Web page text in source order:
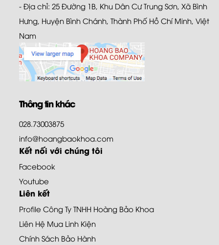
- Địa chỉ: 25 Đường 1B, Khu Dân Cư Trung Sơn, Xã Bình
Hưng, Huyện Bình Chánh, Thành Phố Hồ Chí Minh, Việt
Nam
Thông tin khác
028.73003875
info@hoangbaokhoa.com
Kết nối với chúng tôi
Facebook
Youtube
Liên kết
Profile Công Ty TNHH Hoàng Bảo Khoa
Liên Hệ Mua Linh Kiện
Chính Sách Bảo Hành